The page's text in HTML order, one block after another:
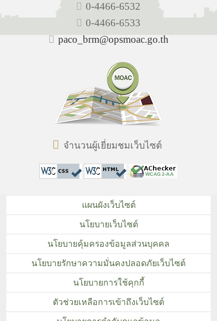
0-4466-6532
0-4466-6533
paco_brm@opsmoac.go.th
จำนวนผู้เยี่ยมชมเว็บไซต์
แผนผังเว็บไซต์
นโยบายเว็บไซต์
นโยบายคุ้มครองข้อมูลส่วนบุคคล
นโยบายรักษาความมั่นคงปลอดภัยเว็บไซต์
นโยบายการใช้คุกกี้
ตัวช่วยเหลือการเข้าถึงเว็บไซต์